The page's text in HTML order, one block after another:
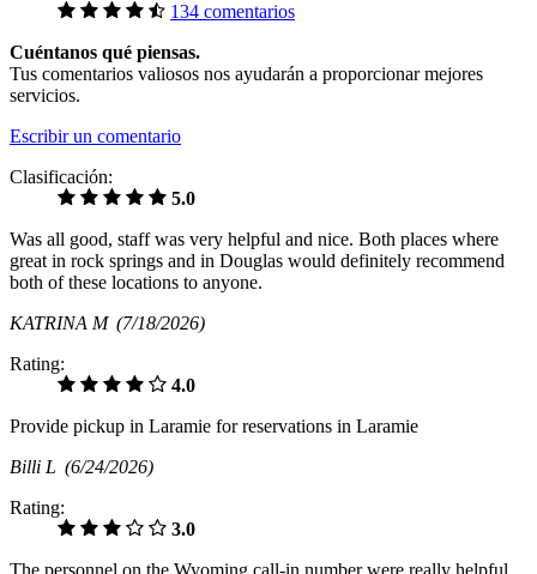
134 comentarios
Cuéntanos qué piensas.
Tus comentarios valiosos nos ayudarán a proporcionar mejores
servicios.
Escribir un comentario
Clasificación:
5.0
Was all good, staff was very helpful and nice. Both places where
great in rock springs and in Douglas would definitely recommend
both of these locations to anyone.
KATRINA M (7/18/2026)
Rating:
4.0
Provide pickup in Laramie for reservations in Laramie
Billi L (6/24/2026)
Rating:
3.0
The personnel on the Wyoming call-in number were really helpful